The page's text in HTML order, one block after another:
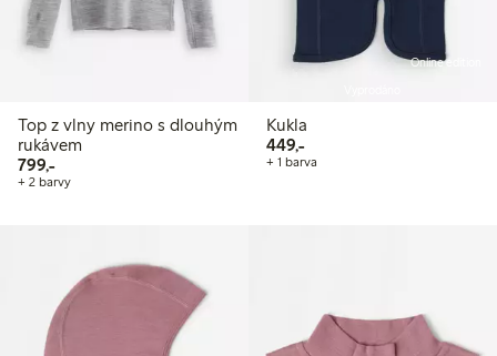
Top z vlny merino s dlouhým
rukávem
799,-799,00 Kč
+ 2 barvy
Online edition
Kukla
449,-449,00 Kč
+ 1 barva